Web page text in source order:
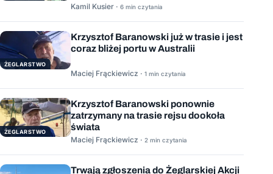
Kamil Kusier · 6 min czytania
ŻEGLARSTWO
Krzysztof Baranowski już w trasie i jest
coraz bliżej portu w Australii
Maciej Frąckiewicz · 1 min czytania
ŻEGLARSTWO
Krzysztof Baranowski ponownie
zatrzymany na trasie rejsu dookoła
świata
Maciej Frąckiewicz · 2 min czytania
Trwają zgłoszenia do Żeglarskiej Akcji